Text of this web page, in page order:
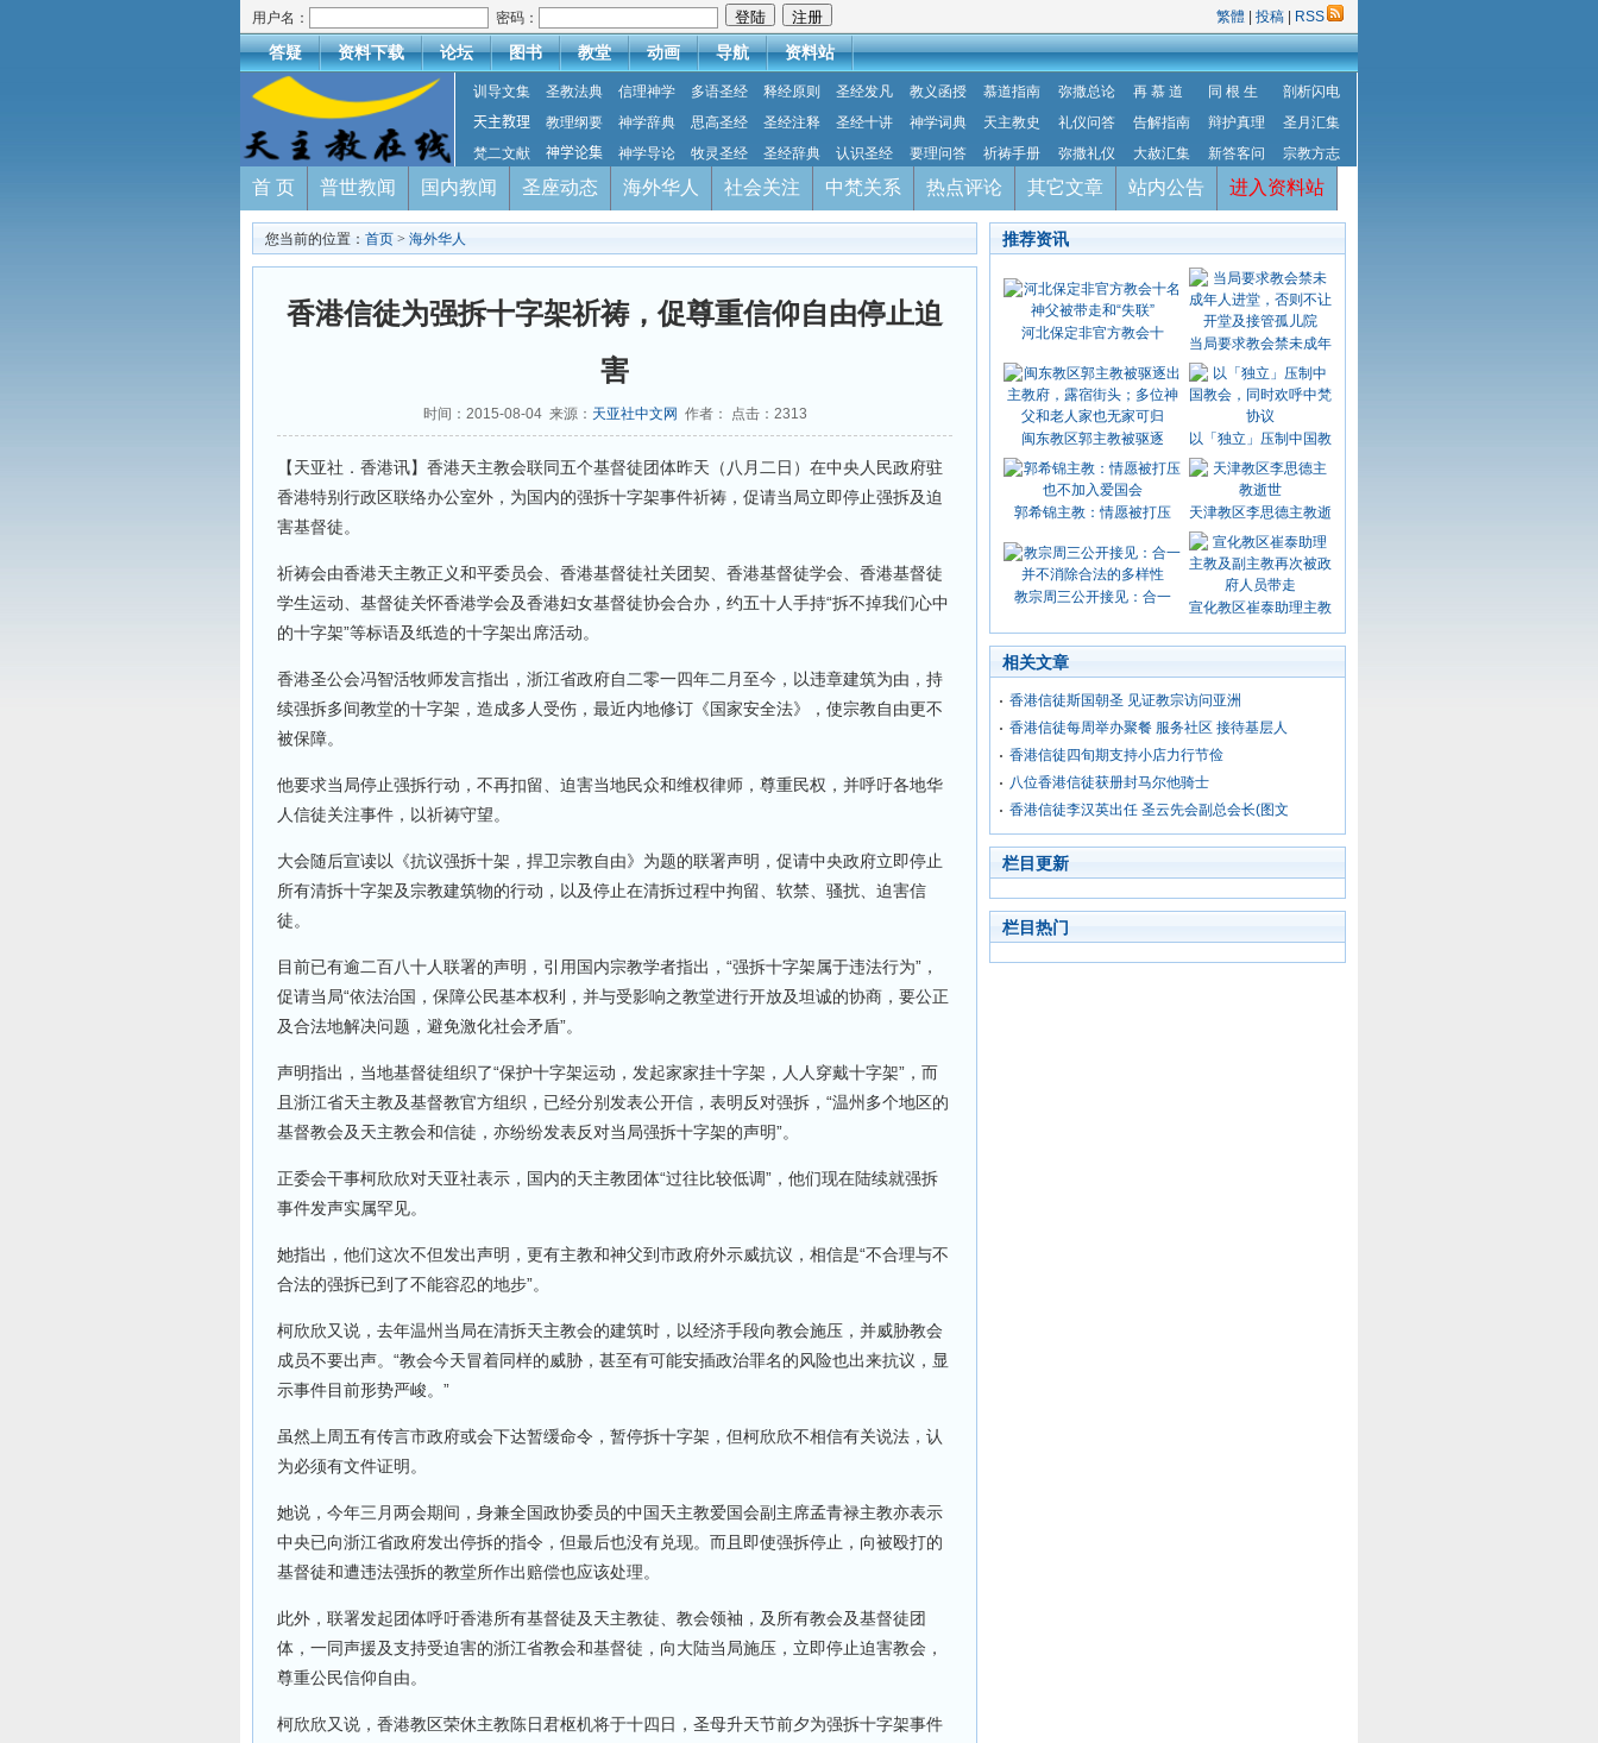
用户名： 密码： 繁體 投稿 RSS
答疑 资料下载 论坛 图书 教堂 动画 导航 资料站
训导文集 圣教法典 信理神学 多语圣经 释经原则 圣经发凡 教义函授 慕道指南 弥撒总论 再 慕 道 同 根 生
剖析闪电
天主教理
教理纲要 神学辞典 思高圣经 圣经注释 圣经十讲 神学词典 天主教史 礼仪问答 告解指南 辩护真理
圣月汇集
梵二文献
神学论集 神学导论 牧灵圣经 圣经辞典 认识圣经 要理问答 祈祷手册 弥撒礼仪 大赦汇集 新答客问 宗教方志
首 页 普世教闻 国内教闻 圣座动态 海外华人 社会关注 中梵关系 热点评论 其它文章 站内公告 进入资料站
您当前的位置： 首页 > 海外华人
香港信徒为强拆十字架祈祷，促尊重信仰自由停止迫
害
时间：2015-08-04 来源： 天亚社中文网 作者： 点击： 2313
【天亚社．香港讯】香港天主教会联同五个基督徒团体昨天（八月二日）在中央人民政府驻
香港特别行政区联络办公室外，为国内的强拆十字架事件祈祷，促请当局立即停止强拆及迫
害基督徒。
祈祷会由香港天主教正义和平委员会、香港基督徒社关团契、香港基督徒学会、香港基督徒
学生运动、基督徒关怀香港学会及香港妇女基督徒协会合办，约五十人手持“拆不掉我们心中
的十字架”等标语及纸造的十字架出席活动。
香港圣公会冯智活牧师发言指出，浙江省政府自二零一四年二月至今，以违章建筑为由，持
续强拆多间教堂的十字架，造成多人受伤，最近内地修订《国家安全法》，使宗教自由更不
被保障。
他要求当局停止强拆行动，不再扣留、迫害当地民众和维权律师，尊重民权，并呼吁各地华
人信徒关注事件，以祈祷守望。
大会随后宣读以《抗议强拆十架，捍卫宗教自由》为题的联署声明，促请中央政府立即停止
所有清拆十字架及宗教建筑物的行动，以及停止在清拆过程中拘留、软禁、骚扰、迫害信
徒。
目前已有逾二百八十人联署的声明，引用国内宗教学者指出，“强拆十字架属于违法行为”，
促请当局“依法治国，保障公民基本权利，并与受影响之教堂进行开放及坦诚的协商，要公正
及合法地解决问题，避免激化社会矛盾”。
声明指出，当地基督徒组织了“保护十字架运动，发起家家挂十字架，人人穿戴十字架”，而
且浙江省天主教及基督教官方组织，已经分别发表公开信，表明反对强拆，“温州多个地区的
基督教会及天主教会和信徒，亦纷纷发表反对当局强拆十字架的声明”。
正委会干事柯欣欣对天亚社表示，国内的天主教团体“过往比较低调”，他们现在陆续就强拆
事件发声实属罕见。
她指出，他们这次不但发出声明，更有主教和神父到市政府外示威抗议，相信是“不合理与不
合法的强拆已到了不能容忍的地步”。
柯欣欣又说，去年温州当局在清拆天主教会的建筑时，以经济手段向教会施压，并威胁教会
成员不要出声。“教会今天冒着同样的威胁，甚至有可能安插政治罪名的风险也出来抗议，显
示事件目前形势严峻。”
虽然上周五有传言市政府或会下达暂缓命令，暂停拆十字架，但柯欣欣不相信有关说法，认
为必须有文件证明。
她说，今年三月两会期间，身兼全国政协委员的中国天主教爱国会副主席孟青禄主教亦表示
中央已向浙江省政府发出停拆的指令，但最后也没有兑现。而且即使强拆停止，向被殴打的
基督徒和遭违法强拆的教堂所作出赔偿也应该处理。
此外，联署发起团体呼吁香港所有基督徒及天主教徒、教会领袖，及所有教会及基督徒团
体，一同声援及支持受迫害的浙江省教会和基督徒，向大陆当局施压，立即停止迫害教会，
尊重公民信仰自由。
柯欣欣又说，香港教区荣休主教陈日君枢机将于十四日，圣母升天节前夕为强拆十字架事件
推荐资讯
河北保定非官方教会十
当局要求教会禁未成年
闽东教区郭主教被驱逐 以「独立」压制中国教
郭希锦主教：情愿被打压 天津教区李思德主教逝
教宗周三公开接见：合一
宣化教区崔泰助理主教
相关文章
香港信徒斯国朝圣 见证教宗访问亚洲
香港信徒每周举办聚餐 服务社区 接待基层人
香港信徒四旬期支持小店力行节俭
八位香港信徒获册封马尔他骑士
香港信徒李汉英出任 圣云先会副总会长(图文
栏目更新
栏目热门